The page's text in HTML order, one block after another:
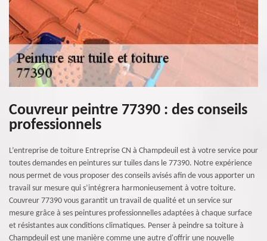
Couvreur peintre 77390 : des conseils
professionnels
L’entreprise de toiture Entreprise CN à Champdeuil est à votre service pour
toutes demandes en peintures sur tuiles dans le 77390. Notre expérience
nous permet de vous proposer des conseils avisés afin de vous apporter un
travail sur mesure qui s’intégrera harmonieusement à votre toiture.
Couvreur 77390 vous garantit un travail de qualité et un service sur
mesure grâce à ses peintures professionnelles adaptées à chaque surface
et résistantes aux conditions climatiques. Penser à peindre sa toiture à
Champdeuil est une manière comme une autre d'offrir une nouvelle